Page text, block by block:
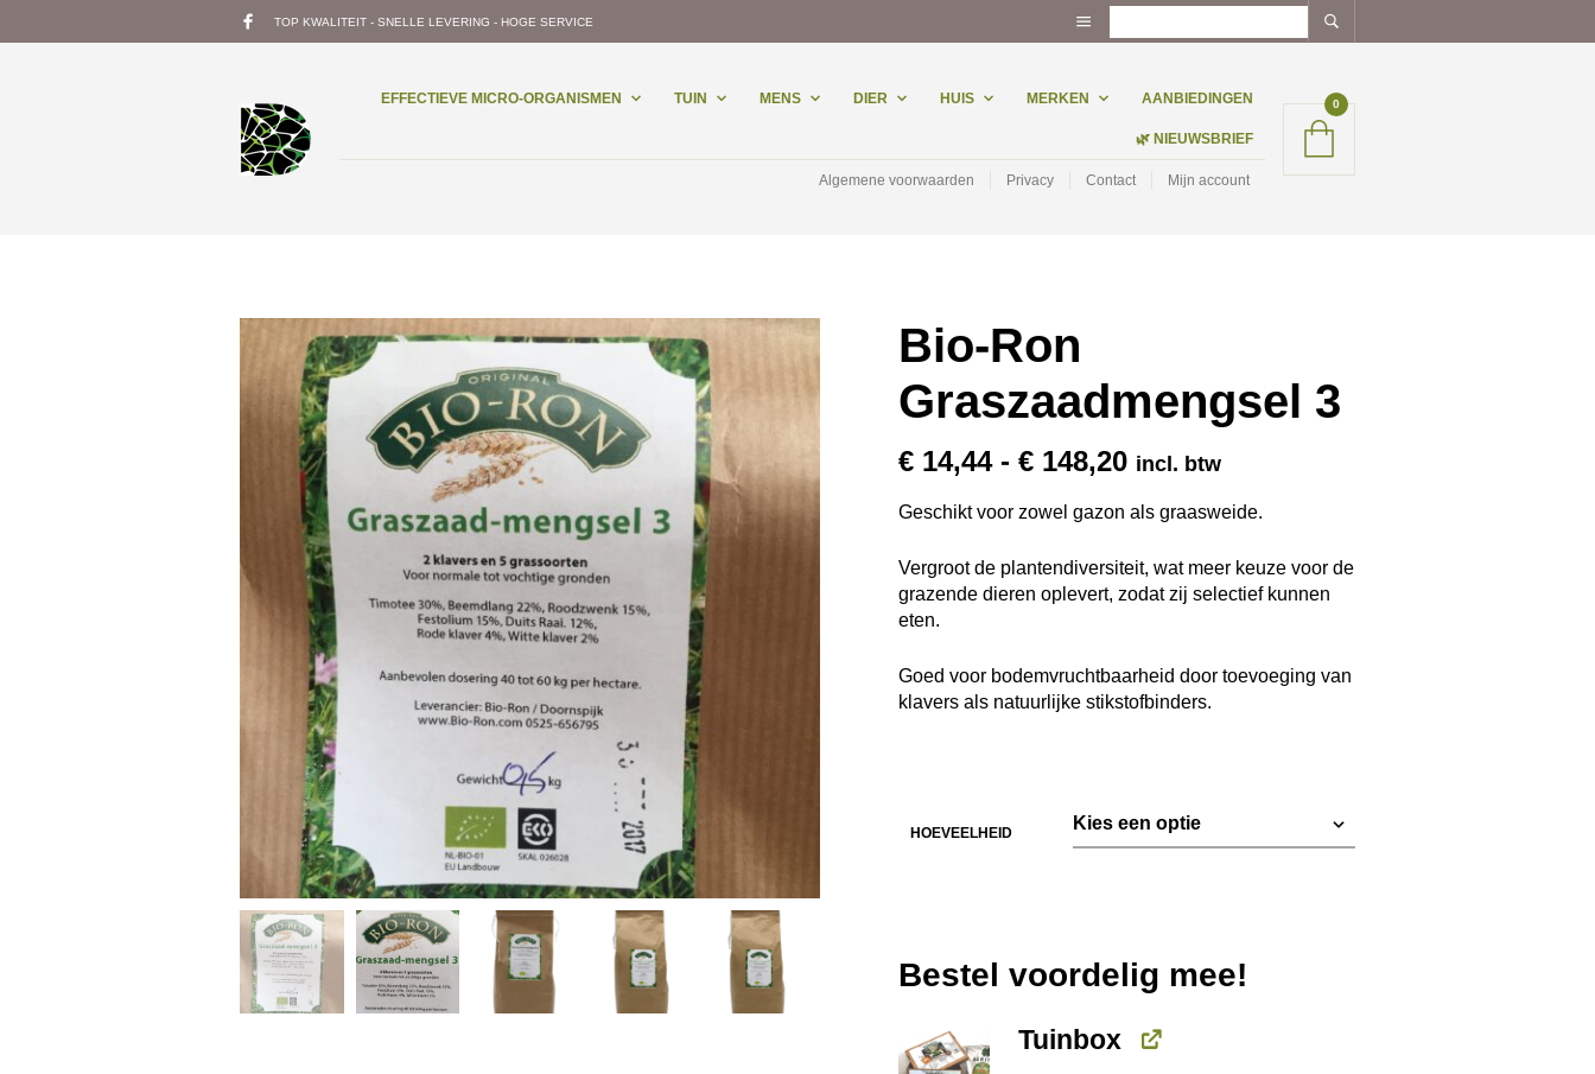
TOP KWALITEIT - SNELLE LEVERING - HOGE SERVICE
EFFECTIEVE MICRO-ORGANISMEN TUIN MENS DIER HUIS MERKEN AANBIEDINGEN
🌿 NIEUWSBRIEF
Algemene voorwaarden Privacy Contact Mijn account
0
Bio-Ron
Graszaadmengsel 3
€14,44 - €148,20Prijsklasse:
tot
incl. btw
Geschikt voor zowel gazon als graasweide.
Vergroot de plantendiversiteit, wat meer keuze voor de
grazende dieren oplevert, zodat zij selectief kunnen
eten.
Goed voor bodemvruchtbaarheid door toevoeging van
klavers als natuurlijke stikstofbinders.
HOEVEELHEID
Bestel voordelig mee!
Tuinbox